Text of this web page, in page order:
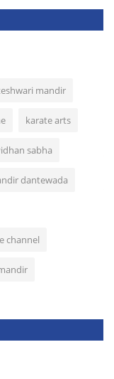
mandir
karate arts
sabha
dantewada
channel